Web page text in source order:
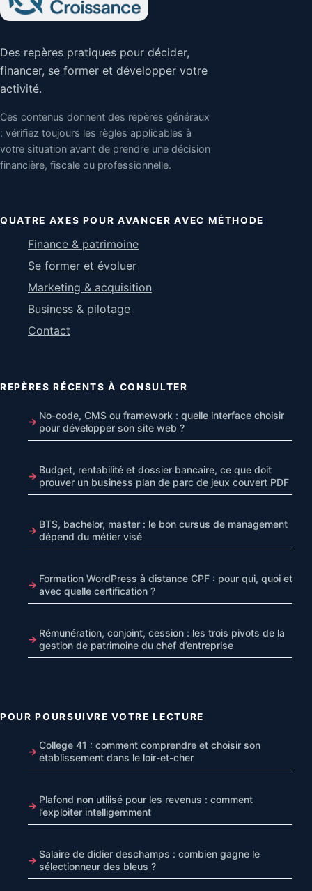
Des repères pratiques pour décider,
financer, se former et développer votre
activité.
Ces contenus donnent des repères généraux
: vérifiez toujours les règles applicables à
votre situation avant de prendre une décision
financière, fiscale ou professionnelle.
QUATRE AXES POUR AVANCER AVEC MÉTHODE
Finance & patrimoine
Se former et évoluer
Marketing & acquisition
Business & pilotage
Contact
REPÈRES RÉCENTS À CONSULTER
No-code, CMS ou framework : quelle interface choisir
pour développer son site web ?
Budget, rentabilité et dossier bancaire, ce que doit
prouver un business plan de parc de jeux couvert PDF
BTS, bachelor, master : le bon cursus de management
dépend du métier visé
Formation WordPress à distance CPF : pour qui, quoi et
avec quelle certification ?
Rémunération, conjoint, cession : les trois pivots de la
gestion de patrimoine du chef d’entreprise
POUR POURSUIVRE VOTRE LECTURE
College 41 : comment comprendre et choisir son
établissement dans le loir-et-cher
Plafond non utilisé pour les revenus : comment
l’exploiter intelligemment
Salaire de didier deschamps : combien gagne le
sélectionneur des bleus ?